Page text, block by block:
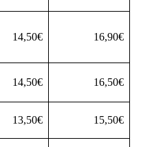
14,50€ 16,90€
14,50€ 16,50€
13,50€ 15,50€